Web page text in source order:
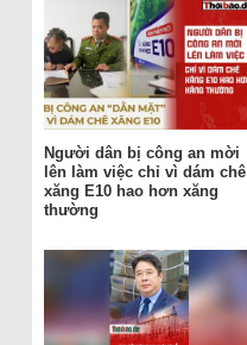
Người dân bị công an mời
lên làm việc chỉ vì dám chê
xăng E10 hao hơn xăng
thường